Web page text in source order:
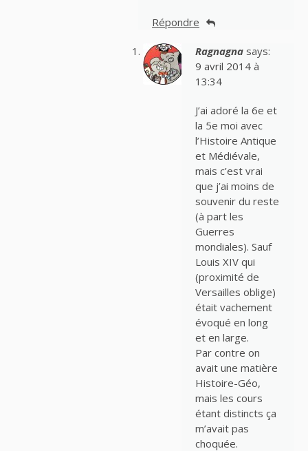
Répondre
Ragnagna says:
9 avril 2014 à
13:34
J’ai adoré la 6e et
la 5e moi avec
l’Histoire Antique
et Médiévale,
mais c’est vrai
que j’ai moins de
souvenir du reste
(à part les
Guerres
mondiales). Sauf
Louis XIV qui
(proximité de
Versailles oblige)
était vachement
évoqué en long
et en large.
Par contre on
avait une matière
Histoire-Géo,
mais les cours
étant distincts ça
m’avait pas
choquée.